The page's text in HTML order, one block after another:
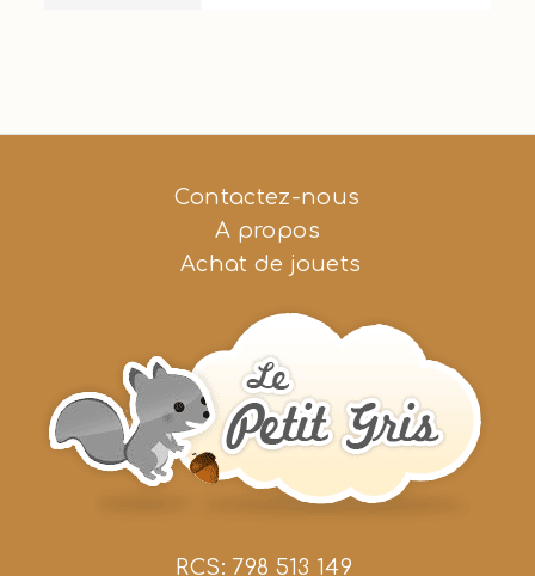
Contactez-nous
A propos
Achat de jouets
RCS: 798 513 149